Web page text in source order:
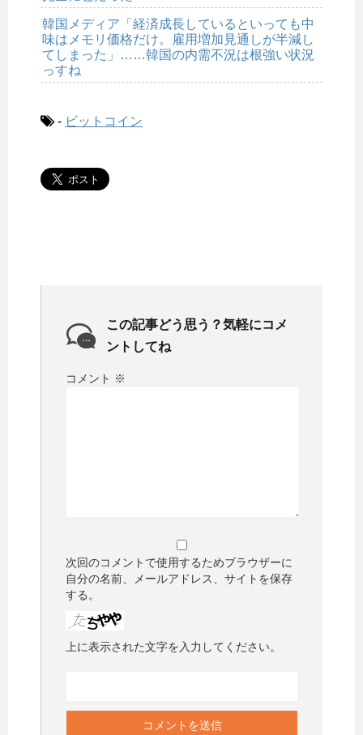
韓国メディア「経済成長しているといっても中
味はメモリ価格だけ。雇用増加見通しが半減し
てしまった」……韓国の内需不況は根強い状況
っすね
- ビットコイン
この記事どう思う？気軽にコメ
ントしてね
コメント ※
次回のコメントで使用するためブラウザーに
自分の名前、メールアドレス、サイトを保存
する。
上に表示された文字を入力してください。